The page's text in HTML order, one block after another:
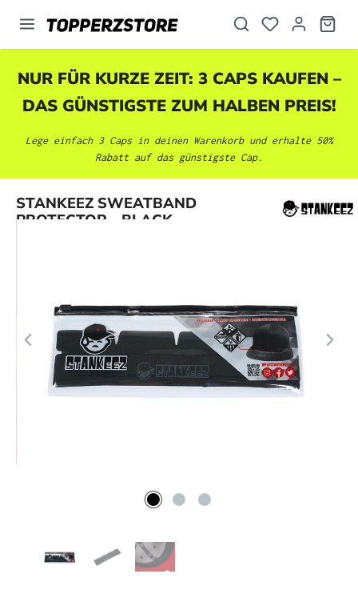
springen
NUR FÜR KURZE ZEIT: 3 CAPS KAUFEN –
DAS GÜNSTIGSTE ZUM HALBEN PREIS!
Lege einfach 3 Caps in deinen Warenkorb und erhalte 50%
Rabatt auf das günstigste Cap.
STANKEEZ SWEATBAND
PROTECTOR - BLACK
Bildergalerie überspringen